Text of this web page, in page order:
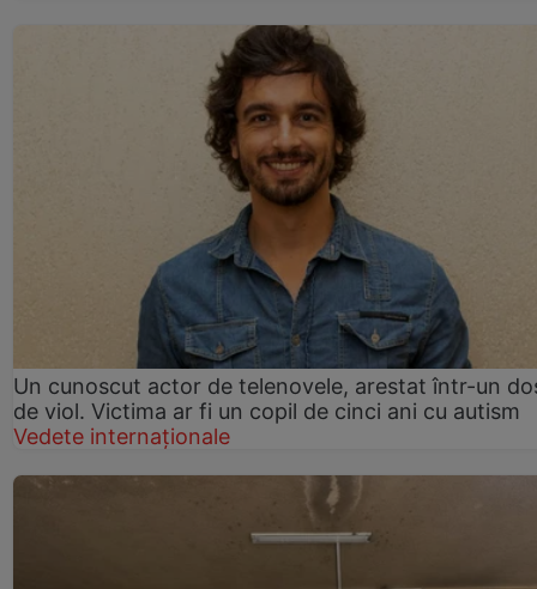
Un cunoscut actor de telenovele, arestat într-un
de viol. Victima ar fi un copil de cinci ani cu autism
Vedete internaționale